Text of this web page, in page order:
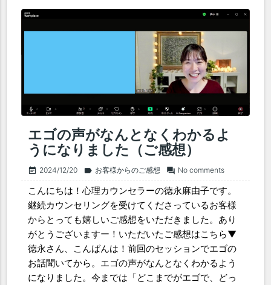
エゴの声がなんとなくわかるよ
うになりました（ご感想）
event_note 2024/12/20 label お客様からのご感想 forum No comments
こんにちは！心理カウンセラーの徳永麻由子です。
継続カウンセリングを受けてくださっているお客様
からとっても嬉しいご感想をいただきました。あり
がとうございますー！いただいたご感想はこちら▼
徳永さん、こんばんは！前回のセッションでエゴの
お話聞いてから。エゴの声がなんとなくわかるよう
になりました。今までは「どこまでがエゴで、どっ